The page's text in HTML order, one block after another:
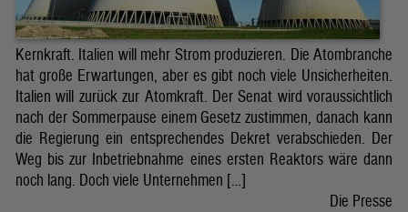
Kernkraft. Italien will mehr Strom produzieren. Die Atombranche
hat große Erwartungen, aber es gibt noch viele Unsicherheiten.
Italien will zurück zur Atomkraft. Der Senat wird voraussichtlich
nach der Sommerpause einem Gesetz zustimmen, danach kann
die Regierung ein entsprechendes Dekret verabschieden. Der
Weg bis zur Inbetriebnahme eines ersten Reaktors wäre dann
noch lang. Doch viele Unternehmen […]
Die Presse